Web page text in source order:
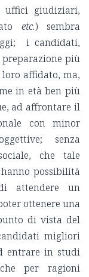
uffici giudiziari,
etc.) sembra
i candidati,
più
affidato, ma,
in età ben più
ad affrontare il
con minor
senza
che tale
possibilità
attendere un
ottenere una
di vista del
migliori
entrare in studi
per ragioni